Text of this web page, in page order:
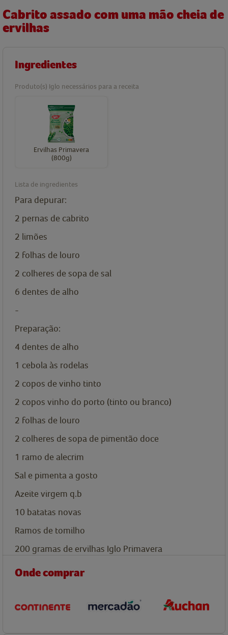
Cabrito assado com uma mão cheia de
ervilhas
Ingredientes
Produto(s) Iglo necessários para a receita
Ervilhas Primavera
(800g)
Lista de ingredientes
Para depurar:
2 pernas de cabrito
2 limões
2 folhas de louro
2 colheres de sopa de sal
6 dentes de alho
-
Preparação:
4 dentes de alho
1 cebola às rodelas
2 copos de vinho tinto
2 copos vinho do porto (tinto ou branco)
2 folhas de louro
2 colheres de sopa de pimentão doce
1 ramo de alecrim
Sal e pimenta a gosto
Azeite virgem q.b
10 batatas novas
Ramos de tomilho
200 gramas de ervilhas Iglo Primavera
Onde comprar